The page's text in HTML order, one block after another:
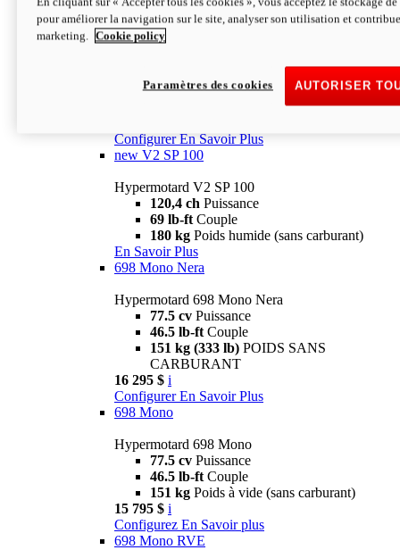
Configurer En Savoir Plus
newV2 SP
69 lb-ftCouple
Poids humide (sans carburant)
Configurer En Savoir Plus
new V2 SP 100
Hypermotard V2 SP 100
120,4 ch Puissance
69 lb-ft Couple
180 kg Poids humide (sans carburant)
En Savoir Plus
698 Mono Nera
Hypermotard 698 Mono Nera
77.5 cv Puissance
46.5 lb-ft Couple
151 kg (333 lb) POIDS SANS
CARBURANT
16 295 $ i
Configurer En Savoir Plus
698 Mono
Hypermotard 698 Mono
77.5 cv Puissance
46.5 lb-ft Couple
151 kg Poids à vide (sans carburant)
15 795 $ i
Configurez En Savoir plus
698 Mono RVE
pour améliorer la navigation sur le site, analyser son utilisation et
marketing.
Cookie policy
AUTORISER
Paramètres des cookies